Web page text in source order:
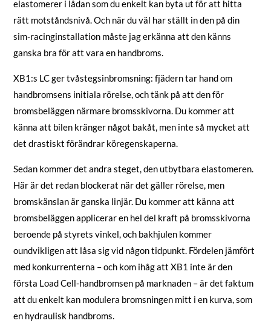
elastomerer i lådan som du enkelt kan byta ut för att hitta
rätt motståndsnivå. Och när du väl har ställt in den på din
sim-racinginstallation måste jag erkänna att den känns
ganska bra för att vara en handbroms.
XB1:s LC ger tvåstegsinbromsning: fjädern tar hand om
handbromsens initiala rörelse, och tänk på att den för
bromsbeläggen närmare bromsskivorna. Du kommer att
känna att bilen kränger något bakåt, men inte så mycket att
det drastiskt förändrar köregenskaperna.
Sedan kommer det andra steget, den utbytbara elastomeren.
Här är det redan blockerat när det gäller rörelse, men
bromskänslan är ganska linjär. Du kommer att känna att
bromsbeläggen applicerar en hel del kraft på bromsskivorna
beroende på styrets vinkel, och bakhjulen kommer
oundvikligen att låsa sig vid någon tidpunkt. Fördelen jämfört
med konkurrenterna – och kom ihåg att XB1 inte är den
första Load Cell-handbromsen på marknaden – är det faktum
att du enkelt kan modulera bromsningen mitt i en kurva, som
en hydraulisk handbroms.